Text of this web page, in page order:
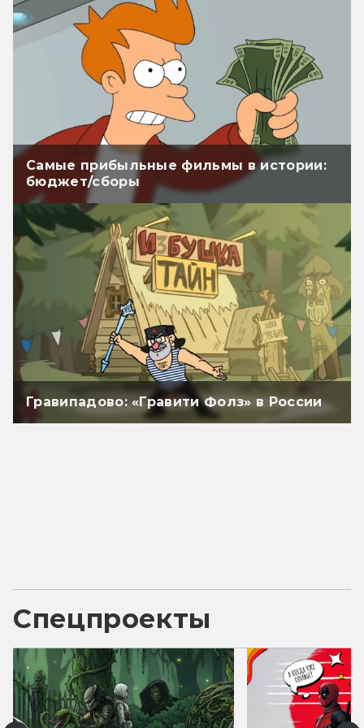
Самые прибыльные фильмы в истории:
бюджет/сборы
Гравипадово: «Гравити Фолз» в России
Спецпроекты